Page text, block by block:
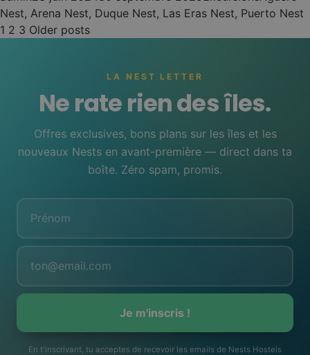
Nest, Arena Nest, Duque Nest, Las Eras Nest, Puerto Nest
Pagination
publications
1 2 3 Older posts
LA NEST LETTER
Ne rate rien des îles.
Offres exclusives, bons plans sur les îles et les
nouveaux Nests en avant-première — direct dans ta
boîte. Zéro spam, promis.
Je m'inscris !
En t'inscrivant, tu acceptes de recevoir les emails de Nests Hostels